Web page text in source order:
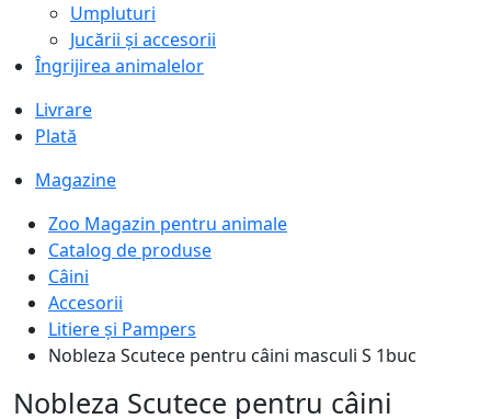
Umpluturi
Jucării și accesorii
Îngrijirea animalelor
Livrare
Plată
Magazine
Zoo Magazin pentru animale
Catalog de produse
Câini
Accesorii
Litiere și Pampers
Nobleza Scutece pentru câini masculi S 1buc
Nobleza Scutece pentru câini